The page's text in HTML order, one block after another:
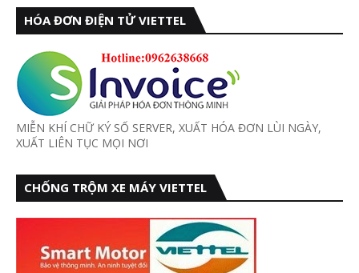
HÓA ĐƠN ĐIỆN TỬ VIETTEL
MIỄN KHÍ CHỮ KÝ SỐ SERVER, XUẤT HÓA ĐƠN LÙI NGÀY,
XUẤT LIÊN TỤC MỌI NƠI
CHỐNG TRỘM XE MÁY VIETTEL